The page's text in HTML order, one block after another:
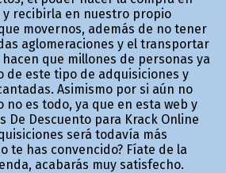
recibirla en nuestro propio
movernos, además de no tener
aglomeraciones y el transportar
que millones de personas ya
de este tipo de adquisiciones y
Asimismo por si aún no
no es todo, ya que en esta web y
De Descuento para Krack Online
será todavía más
te has convencido? Fíate de la
acabarás muy satisfecho.